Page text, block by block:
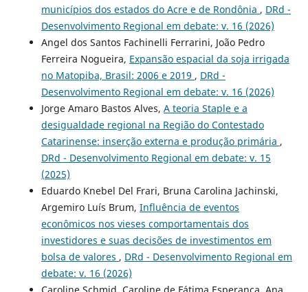
municípios dos estados do Acre e de Rondônia , DRd -
Desenvolvimento Regional em debate: v. 16 (2026)
Angel dos Santos Fachinelli Ferrarini, João Pedro
Ferreira Nogueira, Expansão espacial da soja irrigada
no Matopiba, Brasil: 2006 e 2019 , DRd -
Desenvolvimento Regional em debate: v. 16 (2026)
Jorge Amaro Bastos Alves, A teoria Staple e a
desigualdade regional na Região do Contestado
Catarinense: inserção externa e produção primária ,
DRd - Desenvolvimento Regional em debate: v. 15
(2025)
Eduardo Knebel Del Frari, Bruna Carolina Jachinski,
Argemiro Luís Brum, Influência de eventos
econômicos nos vieses comportamentais dos
investidores e suas decisões de investimentos em
bolsa de valores , DRd - Desenvolvimento Regional em
debate: v. 16 (2026)